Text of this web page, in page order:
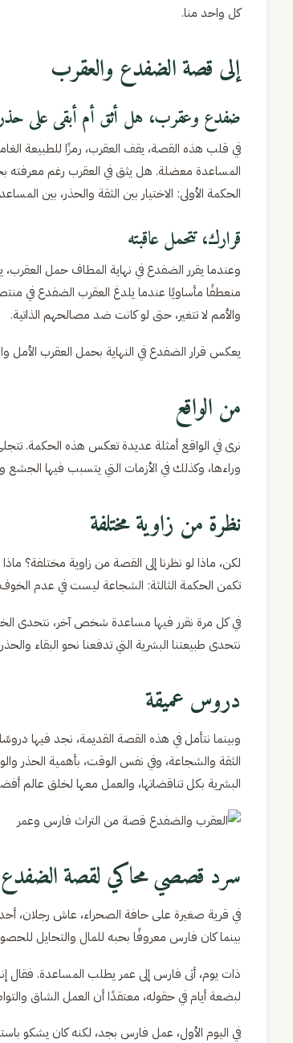
كل واحد منا.
إلى قصة الضفدع والعقرب
ضفدع وعقرب، هل أثق أم أبقى على
في قلب هذه القصة، يقف العقرب، رمزًا للطبيعة
المساعدة معضلة. هل يثق في العقرب رغم معرفته
الحكمة الأولى: الاختيار بين الثقة والحذر، بين
قرارك، تتحمل عاقبته
وعندما يقرر الضفدع في نهاية المطاف حمل
منعطفًا مأساويًا عندما يلدغ العقرب الضفدع في
والأمم لا تتغير، حتى لو كانت ضد مصالحهم الذاتية.
يعكس قرار الضفدع في النهاية بحمل العقرب الأمل
من الواقع
نرى في الواقع أمثلة عديدة تعكس هذه الحكمة. تتجلى
وراءها، وكذلك في الأزمات التي يتسبب فيها الجشع
نظرة من زاوية مختلفة
لكن، ماذا لو نظرنا إلى القصة من زاوية مختلفة؟
تكمن الحكمة الثالثة: الشجاعة ليست في عدم
في كل مرة نقرر فيها مساعدة شخص آخر، نتحدى
نتحدى طبيعتنا البشرية التي تدفعنا نحو البقاء
دروس عميقة
وبينما نتأمل في هذه القصة القديمة، نجد فيها
الثقة والشجاعة، وفي نفس الوقت، بأهمية الحذر
البشرية بكل تناقضاتها، والعمل معها لخلق عالم
سرد قصصي محاكي لقصة
في قرية صغيرة على حافة الصحراء، عاش رجلان،
بينما كان فارس معروفًا بحبه للمال والتحايل
ذات يوم، أتى فارس إلى عمر يطلب المساعدة.
لبضعة أيام في حقوله، معتقدًا أن العمل الشاق
في اليوم الأول، عمل فارس بجد، لكنه كان يشكو